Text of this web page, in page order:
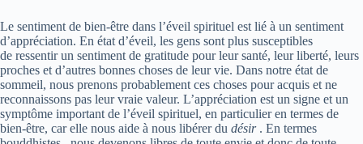
Le sentiment de bien-être dans l’éveil spirituel est lié à un sentiment
d’appréciation. En état d’éveil, les gens sont plus susceptibles
de ressentir un sentiment de gratitude pour leur santé, leur liberté, leurs
proches et d’autres bonnes choses de leur vie. Dans notre état de
sommeil, nous prenons probablement ces choses pour acquis et ne
reconnaissons pas leur vraie valeur. L’appréciation est un signe et un
symptôme important de l’éveil spirituel, en particulier en termes de
bien-être, car elle nous aide à nous libérer du désir. En termes